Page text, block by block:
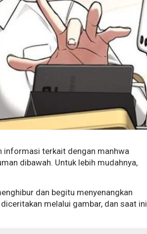
informasi terkait dengan manhwa
dibawah. Untuk lebih mudahnya,
dan begitu menyenangkan
melalui gambar, dan saat ini